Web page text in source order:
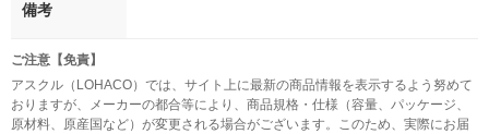
備考
ご注意【免責】
アスクル（LOHACO）では、サイト上に最新の商品情報を表示するよう努めて
おりますが、メーカーの都合等により、商品規格・仕様（容量、パッケージ、
原材料、原産国など）が変更される場合がございます。このため、実際にお届